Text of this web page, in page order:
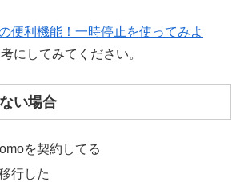
便利機能！一時停止を使ってみよ
にしてみてください。
い場合
を契約してる
行した